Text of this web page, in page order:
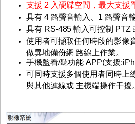
支援 2 入硬碟空間，最大支援
具有 4 路聲音輸入、1 路聲音
具有 RS-485 輸入可控制 PTZ
使用者可擷取任何時段的影像
做異地備份網 路線上作業。
手機監看/聽功能 APP(支援
可同時支援多個使用者同時上
與其他連線或 主機端操作干擾